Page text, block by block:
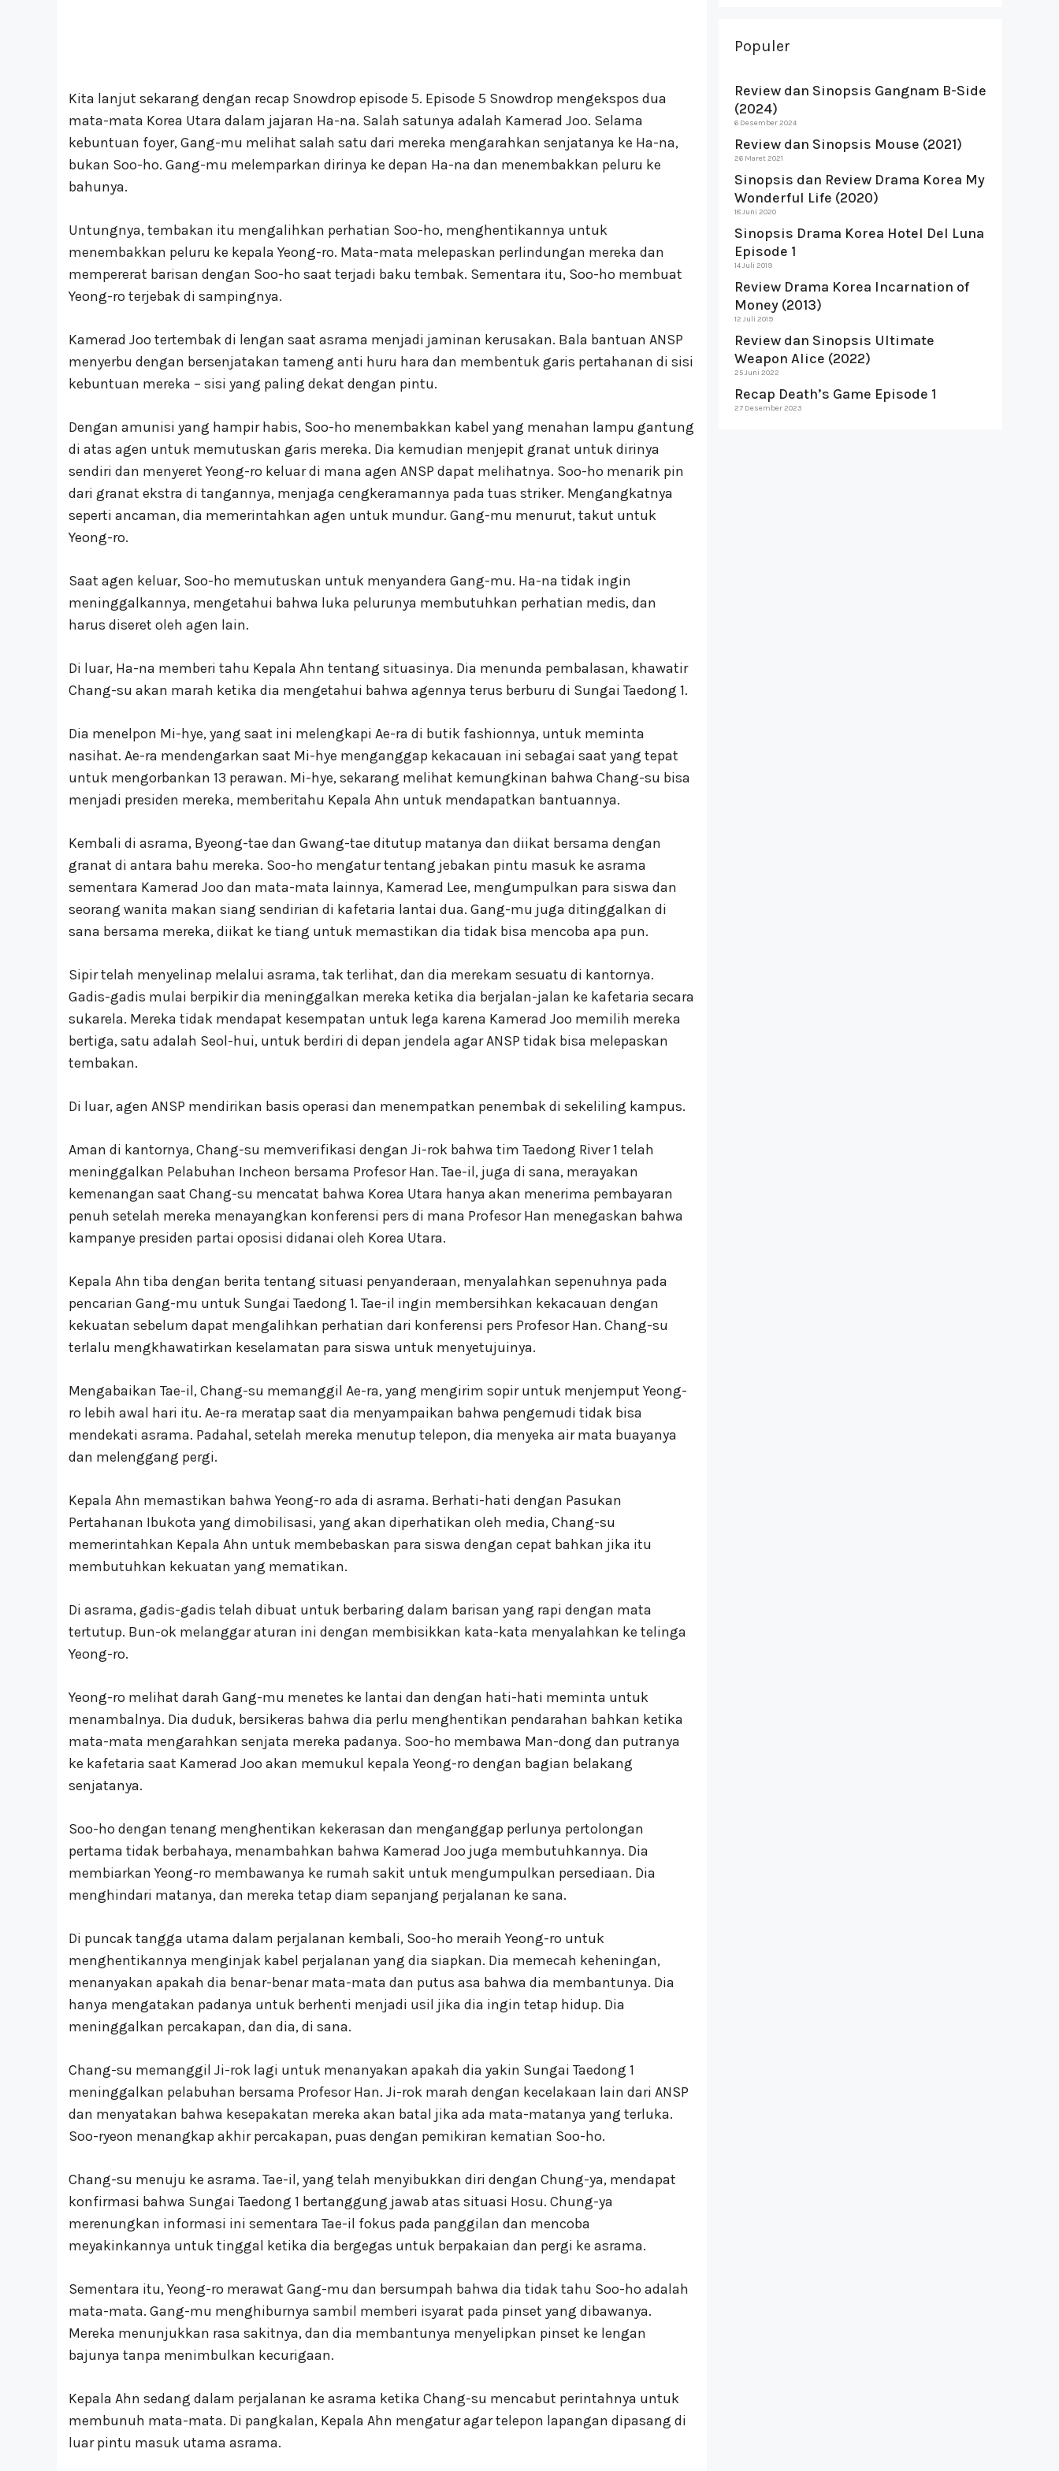
Kita lanjut sekarang dengan recap Snowdrop episode 5. Episode 5 Snowdrop mengekspos dua
mata-mata Korea Utara dalam jajaran Ha-na. Salah satunya adalah Kamerad Joo. Selama
kebuntuan foyer, Gang-mu melihat salah satu dari mereka mengarahkan senjatanya ke Ha-na,
bukan Soo-ho. Gang-mu melemparkan dirinya ke depan Ha-na dan menembakkan peluru ke
bahunya.
Untungnya, tembakan itu mengalihkan perhatian Soo-ho, menghentikannya untuk
menembakkan peluru ke kepala Yeong-ro. Mata-mata melepaskan perlindungan mereka dan
mempererat barisan dengan Soo-ho saat terjadi baku tembak. Sementara itu, Soo-ho membuat
Yeong-ro terjebak di sampingnya.
Kamerad Joo tertembak di lengan saat asrama menjadi jaminan kerusakan. Bala bantuan ANSP
menyerbu dengan bersenjatakan tameng anti huru hara dan membentuk garis pertahanan di sisi
kebuntuan mereka – sisi yang paling dekat dengan pintu.
Dengan amunisi yang hampir habis, Soo-ho menembakkan kabel yang menahan lampu gantung
di atas agen untuk memutuskan garis mereka. Dia kemudian menjepit granat untuk dirinya
sendiri dan menyeret Yeong-ro keluar di mana agen ANSP dapat melihatnya. Soo-ho menarik pin
dari granat ekstra di tangannya, menjaga cengkeramannya pada tuas striker. Mengangkatnya
seperti ancaman, dia memerintahkan agen untuk mundur. Gang-mu menurut, takut untuk
Yeong-ro.
Saat agen keluar, Soo-ho memutuskan untuk menyandera Gang-mu. Ha-na tidak ingin
meninggalkannya, mengetahui bahwa luka pelurunya membutuhkan perhatian medis, dan
harus diseret oleh agen lain.
Di luar, Ha-na memberi tahu Kepala Ahn tentang situasinya. Dia menunda pembalasan, khawatir
Chang-su akan marah ketika dia mengetahui bahwa agennya terus berburu di Sungai Taedong 1.
Dia menelpon Mi-hye, yang saat ini melengkapi Ae-ra di butik fashionnya, untuk meminta
nasihat. Ae-ra mendengarkan saat Mi-hye menganggap kekacauan ini sebagai saat yang tepat
untuk mengorbankan 13 perawan. Mi-hye, sekarang melihat kemungkinan bahwa Chang-su bisa
menjadi presiden mereka, memberitahu Kepala Ahn untuk mendapatkan bantuannya.
Kembali di asrama, Byeong-tae dan Gwang-tae ditutup matanya dan diikat bersama dengan
granat di antara bahu mereka. Soo-ho mengatur tentang jebakan pintu masuk ke asrama
sementara Kamerad Joo dan mata-mata lainnya, Kamerad Lee, mengumpulkan para siswa dan
seorang wanita makan siang sendirian di kafetaria lantai dua. Gang-mu juga ditinggalkan di
sana bersama mereka, diikat ke tiang untuk memastikan dia tidak bisa mencoba apa pun.
Sipir telah menyelinap melalui asrama, tak terlihat, dan dia merekam sesuatu di kantornya.
Gadis-gadis mulai berpikir dia meninggalkan mereka ketika dia berjalan-jalan ke kafetaria secara
sukarela. Mereka tidak mendapat kesempatan untuk lega karena Kamerad Joo memilih mereka
bertiga, satu adalah Seol-hui, untuk berdiri di depan jendela agar ANSP tidak bisa melepaskan
tembakan.
Di luar, agen ANSP mendirikan basis operasi dan menempatkan penembak di sekeliling kampus.
Aman di kantornya, Chang-su memverifikasi dengan Ji-rok bahwa tim Taedong River 1 telah
meninggalkan Pelabuhan Incheon bersama Profesor Han. Tae-il, juga di sana, merayakan
kemenangan saat Chang-su mencatat bahwa Korea Utara hanya akan menerima pembayaran
penuh setelah mereka menayangkan konferensi pers di mana Profesor Han menegaskan bahwa
kampanye presiden partai oposisi didanai oleh Korea Utara.
Kepala Ahn tiba dengan berita tentang situasi penyanderaan, menyalahkan sepenuhnya pada
pencarian Gang-mu untuk Sungai Taedong 1. Tae-il ingin membersihkan kekacauan dengan
kekuatan sebelum dapat mengalihkan perhatian dari konferensi pers Profesor Han. Chang-su
terlalu mengkhawatirkan keselamatan para siswa untuk menyetujuinya.
Mengabaikan Tae-il, Chang-su memanggil Ae-ra, yang mengirim sopir untuk menjemput Yeong-
ro lebih awal hari itu. Ae-ra meratap saat dia menyampaikan bahwa pengemudi tidak bisa
mendekati asrama. Padahal, setelah mereka menutup telepon, dia menyeka air mata buayanya
dan melenggang pergi.
Kepala Ahn memastikan bahwa Yeong-ro ada di asrama. Berhati-hati dengan Pasukan
Pertahanan Ibukota yang dimobilisasi, yang akan diperhatikan oleh media, Chang-su
memerintahkan Kepala Ahn untuk membebaskan para siswa dengan cepat bahkan jika itu
membutuhkan kekuatan yang mematikan.
Di asrama, gadis-gadis telah dibuat untuk berbaring dalam barisan yang rapi dengan mata
tertutup. Bun-ok melanggar aturan ini dengan membisikkan kata-kata menyalahkan ke telinga
Yeong-ro.
Yeong-ro melihat darah Gang-mu menetes ke lantai dan dengan hati-hati meminta untuk
menambalnya. Dia duduk, bersikeras bahwa dia perlu menghentikan pendarahan bahkan ketika
mata-mata mengarahkan senjata mereka padanya. Soo-ho membawa Man-dong dan putranya
ke kafetaria saat Kamerad Joo akan memukul kepala Yeong-ro dengan bagian belakang
senjatanya.
Soo-ho dengan tenang menghentikan kekerasan dan menganggap perlunya pertolongan
pertama tidak berbahaya, menambahkan bahwa Kamerad Joo juga membutuhkannya. Dia
membiarkan Yeong-ro membawanya ke rumah sakit untuk mengumpulkan persediaan. Dia
menghindari matanya, dan mereka tetap diam sepanjang perjalanan ke sana.
Di puncak tangga utama dalam perjalanan kembali, Soo-ho meraih Yeong-ro untuk
menghentikannya menginjak kabel perjalanan yang dia siapkan. Dia memecah keheningan,
menanyakan apakah dia benar-benar mata-mata dan putus asa bahwa dia membantunya. Dia
hanya mengatakan padanya untuk berhenti menjadi usil jika dia ingin tetap hidup. Dia
meninggalkan percakapan, dan dia, di sana.
Chang-su memanggil Ji-rok lagi untuk menanyakan apakah dia yakin Sungai Taedong 1
meninggalkan pelabuhan bersama Profesor Han. Ji-rok marah dengan kecelakaan lain dari ANSP
dan menyatakan bahwa kesepakatan mereka akan batal jika ada mata-matanya yang terluka.
Soo-ryeon menangkap akhir percakapan, puas dengan pemikiran kematian Soo-ho.
Chang-su menuju ke asrama. Tae-il, yang telah menyibukkan diri dengan Chung-ya, mendapat
konfirmasi bahwa Sungai Taedong 1 bertanggung jawab atas situasi Hosu. Chung-ya
merenungkan informasi ini sementara Tae-il fokus pada panggilan dan mencoba
meyakinkannya untuk tinggal ketika dia bergegas untuk berpakaian dan pergi ke asrama.
Sementara itu, Yeong-ro merawat Gang-mu dan bersumpah bahwa dia tidak tahu Soo-ho adalah
mata-mata. Gang-mu menghiburnya sambil memberi isyarat pada pinset yang dibawanya.
Mereka menunjukkan rasa sakitnya, dan dia membantunya menyelipkan pinset ke lengan
bajunya tanpa menimbulkan kecurigaan.
Kepala Ahn sedang dalam perjalanan ke asrama ketika Chang-su mencabut perintahnya untuk
membunuh mata-mata. Di pangkalan, Kepala Ahn mengatur agar telepon lapangan dipasang di
luar pintu masuk utama asrama.
Populer
Review dan Sinopsis Gangnam B-Side
(2024)
6 Desember 2024
Review dan Sinopsis Mouse (2021)
26 Maret 2021
Sinopsis dan Review Drama Korea My
Wonderful Life (2020)
18 Juni 2020
Sinopsis Drama Korea Hotel Del Luna
Episode 1
14 Juli 2019
Review Drama Korea Incarnation of
Money (2013)
12 Juli 2019
Review dan Sinopsis Ultimate
Weapon Alice (2022)
25 Juni 2022
Recap Death’s Game Episode 1
27 Desember 2023